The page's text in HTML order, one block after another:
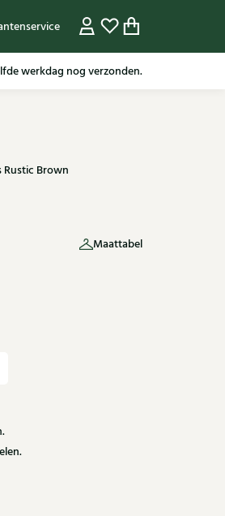
werkdag nog verzonden.
79,95* m.u.v sale artikelen.
Rustic Brown
Maattabel